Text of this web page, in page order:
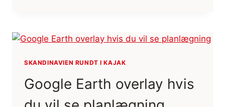
SKANDINAVIEN RUNDT I KAJAK
Google Earth overlay hvis